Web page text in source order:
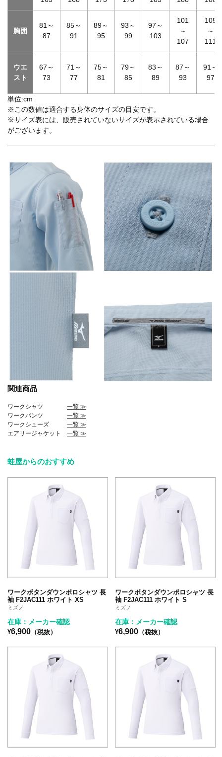
胸囲
81～
87
85～
91
89～
95
93～
99
97～
103
101
～
107
105
～
111
ウエ
スト
67～
73
71～
77
75～
81
79～
85
83～
89
87～
93
91～
97
単位:cm
※この数値は適合する身体のサイズの目安です。
※サイズ表には、販売されていないサイズが表示されている場合
がございます。
関連商品
ワークシャツ 一覧 ≫
ワークパンツ 一覧 ≫
ワークシューズ 一覧 ≫
エアリージャケット 一覧 ≫
蛙屋からのおすすめ
ワークボタンダウンポロシャツ 長
袖 F2JAC111 ホワイト XS
ミズノ
在庫：メーカー確認
¥6,900 （税抜）
ワークボタンダウンポロシャツ 長
袖 F2JAC111 ホワイト S
ミズノ
在庫：メーカー確認
¥6,900 （税抜）